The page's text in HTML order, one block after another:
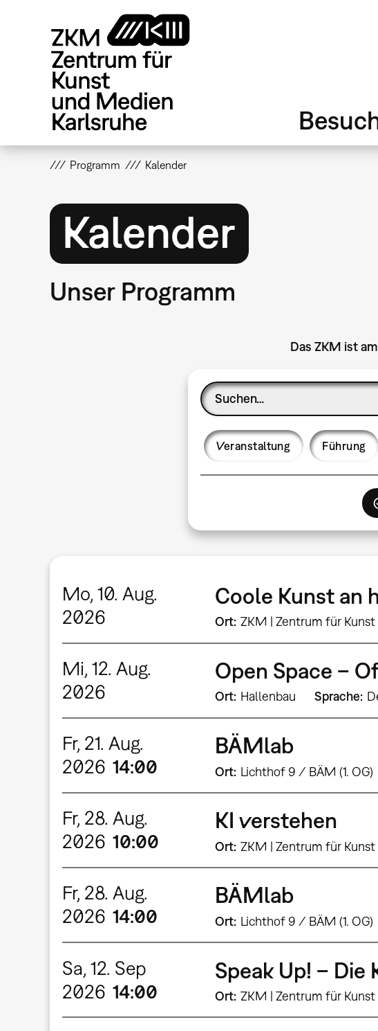
Programm Kalender
Kalender
Unser Programm
Das ZKM ist
Veranstaltung Führung
Mo, 10. Aug.
2026
Coole Kunst an
Ort ZKM | Zentrum für
Mi, 12. Aug.
2026
Open Space –
Ort Hallenbau Sprache
Fr, 21. Aug.
2026 14:00
BÄMlab
Ort Lichthof 9 / BÄM (1. OG)
Fr, 28. Aug.
2026 10:00
KI verstehen
Ort ZKM | Zentrum für
Fr, 28. Aug.
2026 14:00
BÄMlab
Ort Lichthof 9 / BÄM (1. OG)
Sa, 12. Sep
2026 14:00
Speak Up! – Die
Ort ZKM | Zentrum für